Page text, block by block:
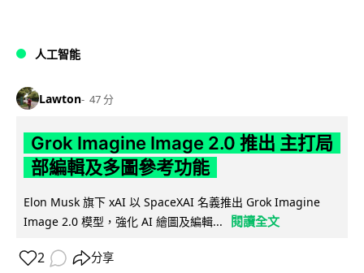
人工智能
Lawton 47 分
Grok Imagine Image 2.0 推出 主打局
部編輯及多圖參考功能
Elon Musk 旗下 xAI 以 SpaceXAI 名義推出 Grok Imagine
Image 2.0 模型，強化 AI 繪圖及編輯...
閱讀全文
2 分享